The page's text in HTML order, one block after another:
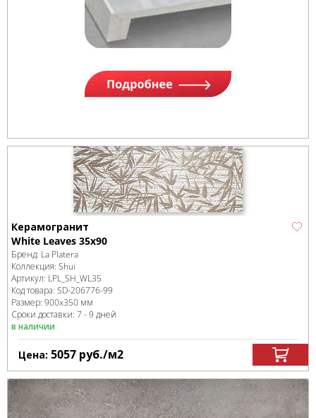
Керамогранит
White Leaves 35x90
Бренд: La Platera
Коллекция: Shui
Артикул: LPL_SH_WL35
Код товара: SD-206776-99
Размер: 900x350 мм
Сроки доставки: 7 - 9 дней
в наличии
Цена: 5057 руб./м2